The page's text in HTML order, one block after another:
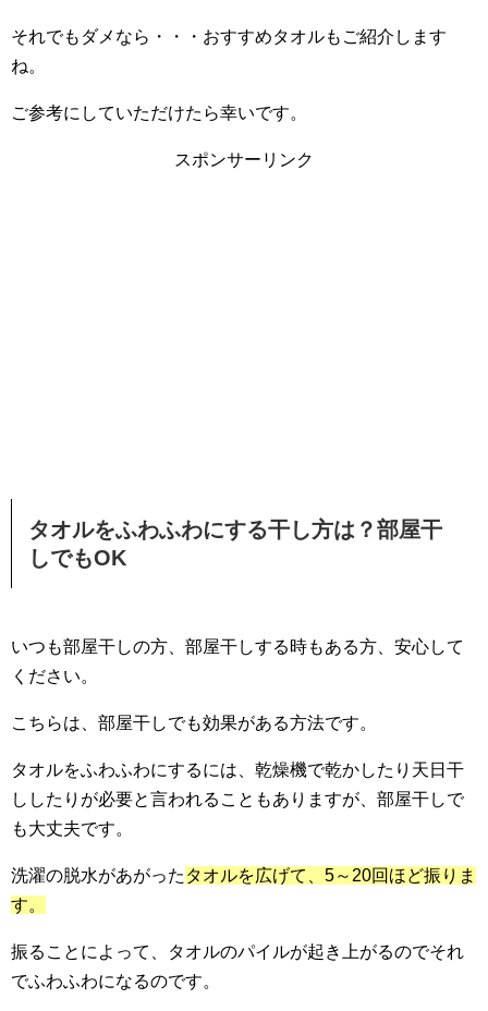
それでもダメなら・・・おすすめタオルもご紹介します
ね。
ご参考にしていただけたら幸いです。
スポンサーリンク
タオルをふわふわにする干し方は？部屋干
しでもOK
いつも部屋干しの方、部屋干しする時もある方、安心して
ください。
こちらは、部屋干しでも効果がある方法です。
タオルをふわふわにするには、乾燥機で乾かしたり天日干
ししたりが必要と言われることもありますが、部屋干しで
も大丈夫です。
洗濯の脱水があがった タオルを広げて、5～20回ほど振りま
す。
振ることによって、タオルのパイルが起き上がるのでそれ
でふわふわになるのです。